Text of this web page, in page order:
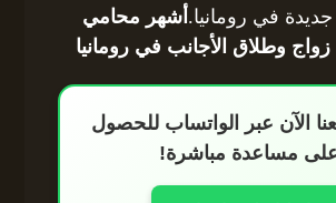
في رومانيا. أشهر محامي
وطلاق الأجانب في رومانيا
الآن عبر الواتساب للحصول
مساعدة مباشرة!